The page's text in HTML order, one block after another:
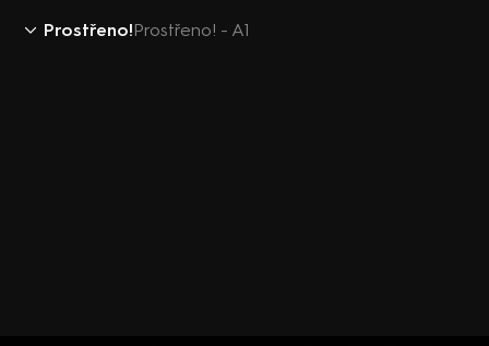
Prostřeno!Prostřeno! - A1